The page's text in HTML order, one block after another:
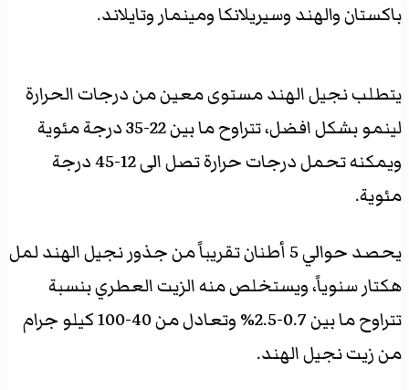
باكستان والهند وسيريلانكا ومينمار وتايلاند.
يتطلب نجيل الهند مستوى معين من درجات الحرارة
لينمو بشكل افضل، تتراوح ما بين 22-35 درجة مئوية
ويمكنه تحمل درجات حرارة تصل الى 12-45 درجة
مئوية.
يحصد حوالي 5 أطنان تقريباً من جذور نجيل الهند لمل
هكتار سنوياً، ويستخلص منه الزيت العطري بنسبة
تتراوح ما بين 0.7-2.5% وتعادل من 40-100 كيلو جرام
من زيت نجيل الهند.